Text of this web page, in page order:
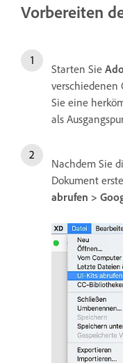
Vorbereiten
Starten Sie
verschiedenen
Sie eine
als
Nachdem Sie
Dokument
abrufen >